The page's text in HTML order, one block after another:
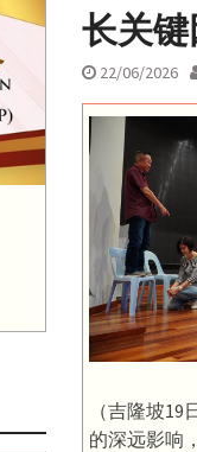
长关
22/06/2026
（吉隆坡
的深远影响